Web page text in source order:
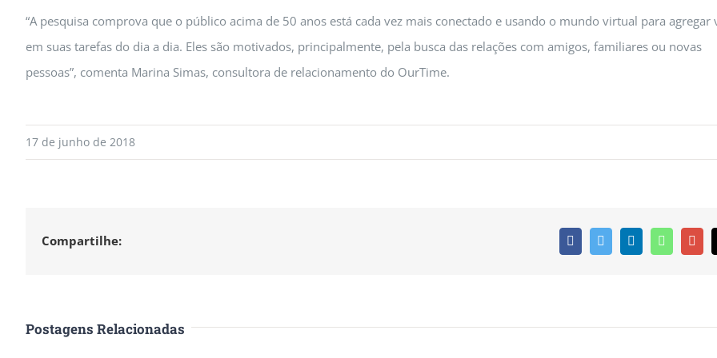
“A pesquisa comprova que o público acima de 50 anos está cada vez mais conectado e usando o mundo virtual para agregar
em suas tarefas do dia a dia. Eles são motivados, principalmente, pela busca das relações com amigos, familiares ou novas
pessoas”, comenta Marina Simas, consultora de relacionamento do OurTime.
17 de junho de 2018
Compartilhe: FacebookTwitter LinkedinWhatsapp
Postagens Relacionadas